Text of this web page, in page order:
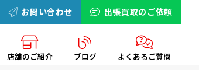
お問い合わせ 出張買取のご依頼
店舗のご紹介 ブログ よくあるご質問